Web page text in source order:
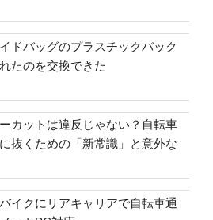
ドバッグのプラスチックバック
たのを交換できた
カットは違反じゃない？自転車
抜くための「新常識」と意外な
イクにリアキャリアで自転車通